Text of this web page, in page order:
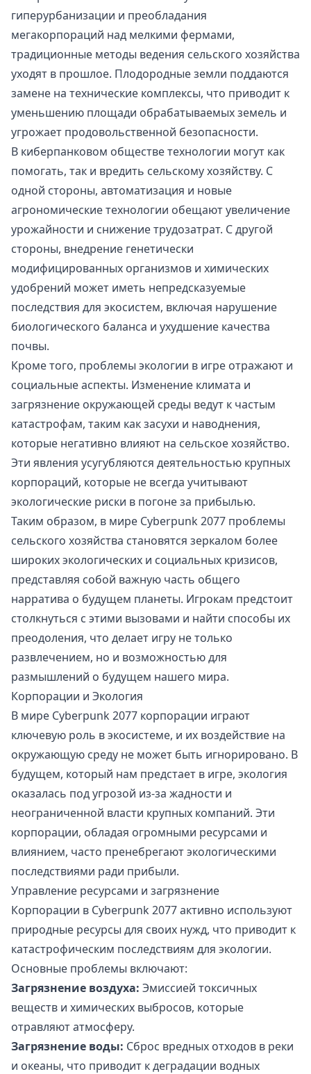
гиперурбанизации и преобладания
мегакорпораций над мелкими фермами,
традиционные методы ведения сельского хозяйства
уходят в прошлое. Плодородные земли поддаются
замене на технические комплексы, что приводит к
уменьшению площади обрабатываемых земель и
угрожает продовольственной безопасности.
В киберпанковом обществе технологии могут как
помогать, так и вредить сельскому хозяйству. С
одной стороны, автоматизация и новые
агрономические технологии обещают увеличение
урожайности и снижение трудозатрат. С другой
стороны, внедрение генетически
модифицированных организмов и химических
удобрений может иметь непредсказуемые
последствия для экосистем, включая нарушение
биологического баланса и ухудшение качества
почвы.
Кроме того, проблемы экологии в игре отражают и
социальные аспекты. Изменение климата и
загрязнение окружающей среды ведут к частым
катастрофам, таким как засухи и наводнения,
которые негативно влияют на сельское хозяйство.
Эти явления усугубляются деятельностью крупных
корпораций, которые не всегда учитывают
экологические риски в погоне за прибылью.
Таким образом, в мире Cyberpunk 2077 проблемы
сельского хозяйства становятся зеркалом более
широких экологических и социальных кризисов,
представляя собой важную часть общего
нарратива о будущем планеты. Игрокам предстоит
столкнуться с этими вызовами и найти способы их
преодоления, что делает игру не только
развлечением, но и возможностью для
размышлений о будущем нашего мира.
Корпорации и Экология
В мире Cyberpunk 2077 корпорации играют
ключевую роль в экосистеме, и их воздействие на
окружающую среду не может быть игнорировано. В
будущем, который нам предстает в игре, экология
оказалась под угрозой из-за жадности и
неограниченной власти крупных компаний. Эти
корпорации, обладая огромными ресурсами и
влиянием, часто пренебрегают экологическими
последствиями ради прибыли.
Управление ресурсами и загрязнение
Корпорации в Cyberpunk 2077 активно используют
природные ресурсы для своих нужд, что приводит к
катастрофическим последствиям для экологии.
Основные проблемы включают:
Загрязнение воздуха: Эмиссией токсичных
веществ и химических выбросов, которые
отравляют атмосферу.
Загрязнение воды: Сброс вредных отходов в реки
и океаны, что приводит к деградации водных